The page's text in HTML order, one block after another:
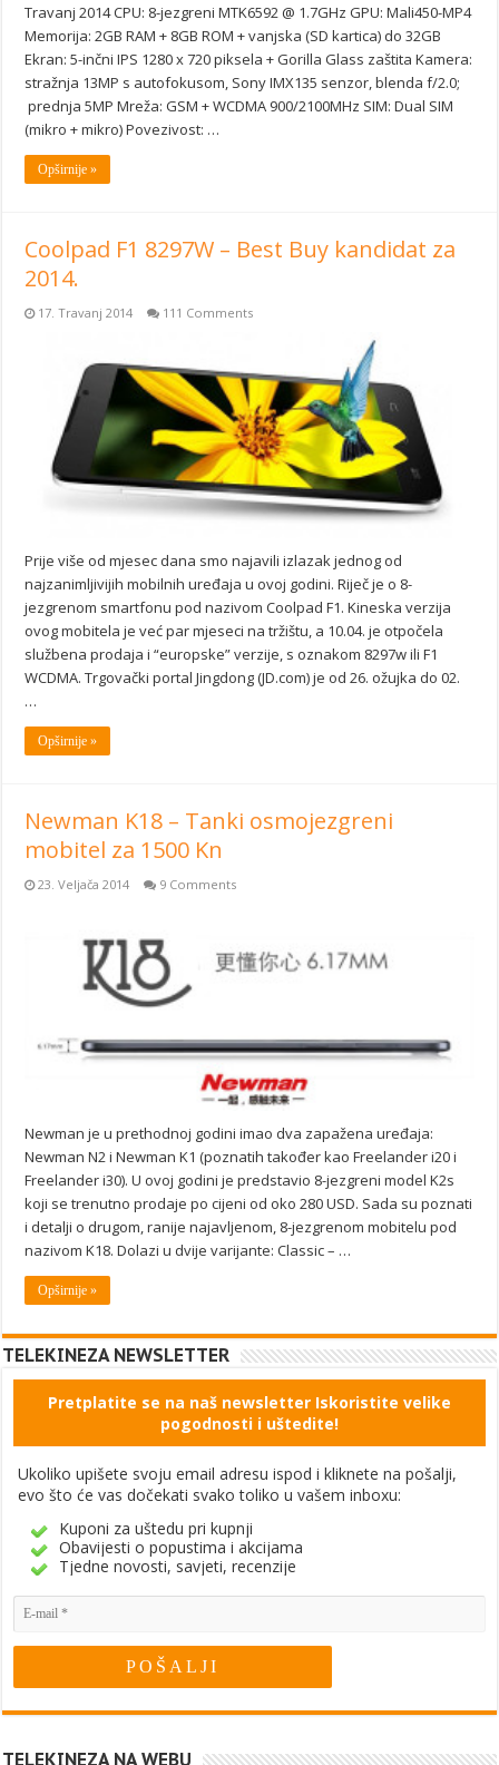
Travanj 2014 CPU: 8-jezgreni MTK6592 @ 1.7GHz GPU: Mali450-MP4
Memorija: 2GB RAM + 8GB ROM + vanjska (SD kartica) do 32GB
Ekran: 5-inčni IPS 1280 x 720 piksela + Gorilla Glass zaštita Kamera:
stražnja 13MP s autofokusom, Sony IMX135 senzor, blenda f/2.0;
prednja 5MP Mreža: GSM + WCDMA 900/2100MHz SIM: Dual SIM
(mikro + mikro) Povezivost: …
Opširnije »
Coolpad F1 8297W – Best Buy kandidat za
2014.
17. Travanj 2014 111 Comments
Prije više od mjesec dana smo najavili izlazak jednog od
najzanimljivijih mobilnih uređaja u ovoj godini. Riječ je o 8-
jezgrenom smartfonu pod nazivom Coolpad F1. Kineska verzija
ovog mobitela je već par mjeseci na tržištu, a 10.04. je otpočela
službena prodaja i “europske” verzije, s oznakom 8297w ili F1
WCDMA. Trgovački portal Jingdong (JD.com) je od 26. ožujka do 02.
…
Opširnije »
Newman K18 – Tanki osmojezgreni
mobitel za 1500 Kn
23. Veljača 2014 9 Comments
Newman je u prethodnoj godini imao dva zapažena uređaja:
Newman N2 i Newman K1 (poznatih također kao Freelander i20 i
Freelander i30). U ovoj godini je predstavio 8-jezgreni model K2s
koji se trenutno prodaje po cijeni od oko 280 USD. Sada su poznati
i detalji o drugom, ranije najavljenom, 8-jezgrenom mobitelu pod
nazivom K18. Dolazi u dvije varijante: Classic – …
Opširnije »
TELEKINEZA NEWSLETTER
Pretplatite se na naš newsletter Iskoristite velike
pogodnosti i uštedite!
Ukoliko upišete svoju email adresu ispod i kliknete na pošalji,
evo što će vas dočekati svako toliko u vašem inboxu:
Kuponi za uštedu pri kupnji
Obavijesti o popustima i akcijama
Tjedne novosti, savjeti, recenzije
TELEKINEZA NA WEBU